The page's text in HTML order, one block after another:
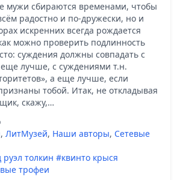
мужи сбираются временами, чтобы
радостно и по-дружески, но и
искренних всегда рождается
можно проверить подлинность
суждения должны совпадать с
лучше, с суждениями т.н.
а еще лучше, если
тобой. Итак, не откладывая
скажу,…
, ЛитМузей, Наши авторы, Сетевые
толкин #квинто крыся
трофеи